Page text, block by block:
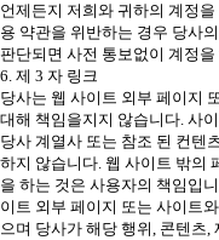
언제든지 저희와 귀하의 계정
용 약관을 위반하는 경우 당사
판단되면 사전 통보없이 계정
6. 제 3 자 링크
당사는 웹 사이트 외부 페이지
대해 책임을지지 않습니다. 사
당사 계열사 또는 참조 된 컨텐
하지 않습니다. 웹 사이트 밖의
을 하는 것은 사용자의 책임입
이트 외부 페이지 또는 사이트
으며 당사가 해당 행위, 콘텐츠,